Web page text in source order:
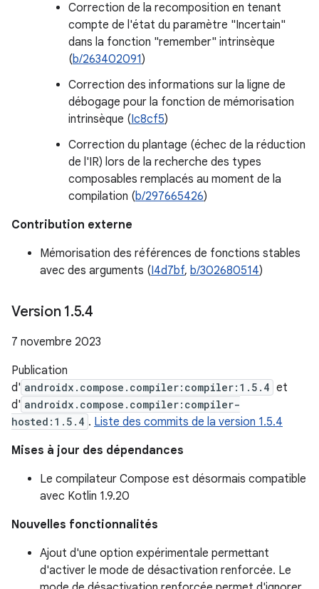
Correction de la recomposition en tenant
compte de l'état du paramètre "Incertain"
dans la fonction "remember" intrinsèque
(b/263402091)
Correction des informations sur la ligne de
débogage pour la fonction de mémorisation
intrinsèque (Ic8cf5)
Correction du plantage (échec de la réduction
de l'IR) lors de la recherche des types
composables remplacés au moment de la
compilation (b/297665426)
Contribution externe
Mémorisation des références de fonctions stables
avec des arguments (I4d7bf, b/302680514)
Version 1.5.4
7 novembre 2023
Publication
d' androidx.compose.compiler:compiler:1.5.4 et
d' androidx.compose.compiler:compiler-
hosted:1.5.4 . Liste des commits de la version 1.5.4
Mises à jour des dépendances
Le compilateur Compose est désormais compatible
avec Kotlin 1.9.20
Nouvelles fonctionnalités
Ajout d'une option expérimentale permettant
d'activer le mode de désactivation renforcée. Le